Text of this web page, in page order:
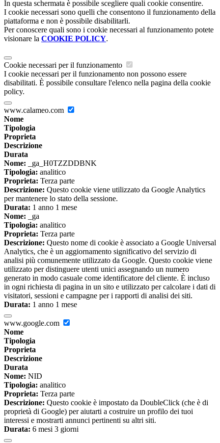
In questa schermata è possibile scegliere quali cookie consentire.
I cookie necessari sono quelli che consentono il funzionamento della
piattaforma e non è possibile disabilitarli.
Per conoscere quali sono i cookie necessari al funzionamento potete
visionare la COOKIE POLICY.
Cookie necessari per il funzionamento
I cookie necessari per il funzionamento non possono essere
disabilitati. È possibile consultare l'elenco nella pagina della cookie
policy.
www.calameo.com
Nome
Tipologia
Proprieta
Descrizione
Durata
Nome: _ga_H0TZZDDBNK
Tipologia: analitico
Proprieta: Terza parte
Descrizione: Questo cookie viene utilizzato da Google Analytics
per mantenere lo stato della sessione.
Durata: 1 anno 1 mese
Nome: _ga
Tipologia: analitico
Proprieta: Terza parte
Descrizione: Questo nome di cookie è associato a Google Universal
Analytics, che è un aggiornamento significativo del servizio di
analisi più comunemente utilizzato da Google. Questo cookie viene
utilizzato per distinguere utenti unici assegnando un numero
generato in modo casuale come identificatore del cliente. È incluso
in ogni richiesta di pagina in un sito e utilizzato per calcolare i dati di
visitatori, sessioni e campagne per i rapporti di analisi dei siti.
Durata: 1 anno 1 mese
www.google.com
Nome
Tipologia
Proprieta
Descrizione
Durata
Nome: NID
Tipologia: analitico
Proprieta: Terza parte
Descrizione: Questo cookie è impostato da DoubleClick (che è di
proprietà di Google) per aiutarti a costruire un profilo dei tuoi
interessi e mostrarti annunci pertinenti su altri siti.
Durata: 6 mesi 3 giorni